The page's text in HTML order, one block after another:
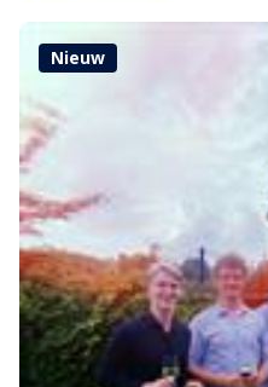
Nieuw